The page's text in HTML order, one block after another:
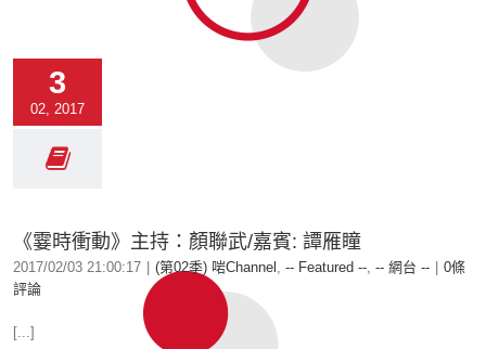
3
02, 2017
《霎時衝動》主持：顏聯武/嘉賓: 譚雁瞳
2017/02/03 21:00:17 (第02季) 啱Channel , -- Featured --, -- 網台 --
0條
評論
[...]